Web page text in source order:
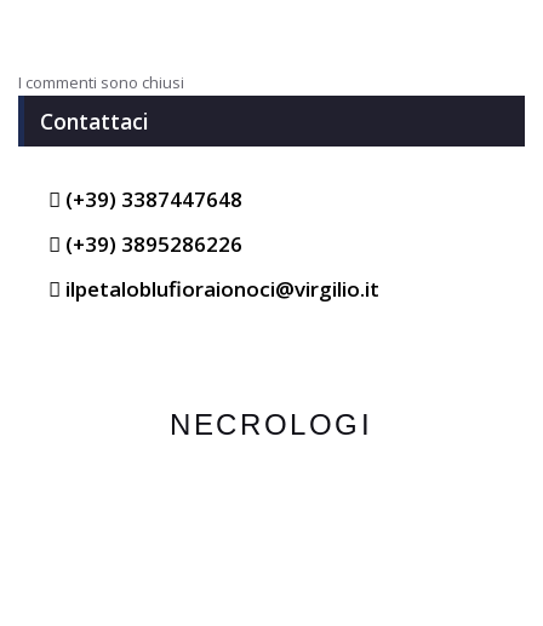
I commenti sono chiusi
Contattaci
(+39) 3387447648
(+39) 3895286226
ilpetaloblufioraionoci@virgilio.it
NECROLOGI